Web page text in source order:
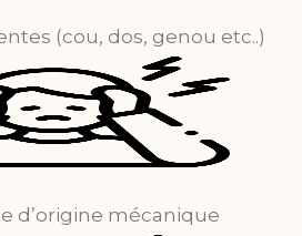
(cou, dos, genou etc..)
d’origine mécanique